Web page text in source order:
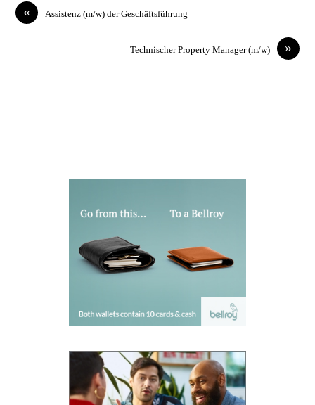
« Assistenz (m/w) der Geschäftsführung
»
Technischer Property Manager (m/w)